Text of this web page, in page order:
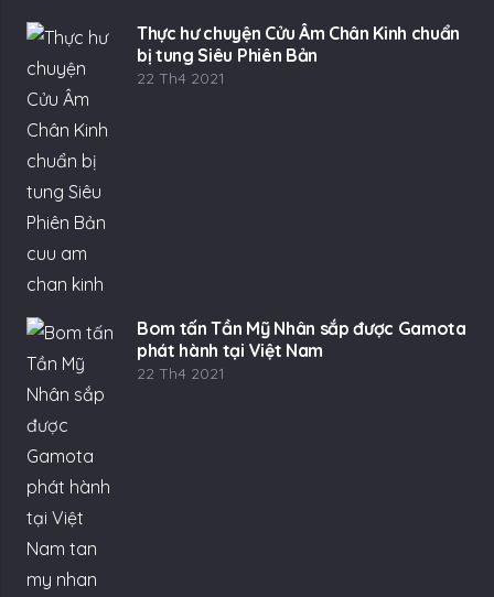
Thực hư chuyện Cửu Âm Chân Kinh chuẩn
bị tung Siêu Phiên Bản
22 Th4 2021
Bom tấn Tần Mỹ Nhân sắp được Gamota
phát hành tại Việt Nam
22 Th4 2021